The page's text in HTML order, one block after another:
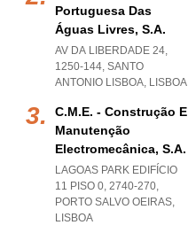
Portuguesa Das
Águas Livres, S.a.
AV DA LIBERDADE 24,
1250-144, SANTO
ANTONIO LISBOA, LISBOA
C.m.e. - Construção E
Manutenção
Electromecânica, S.a.
LAGOAS PARK EDIFÍCIO
11 PISO 0, 2740-270,
PORTO SALVO OEIRAS,
LISBOA